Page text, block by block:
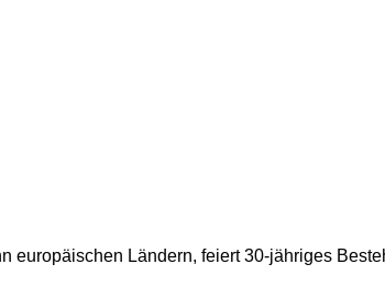
europäischen Ländern, feiert 30-jähriges